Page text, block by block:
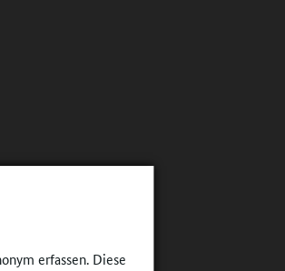
erfassen. Diese